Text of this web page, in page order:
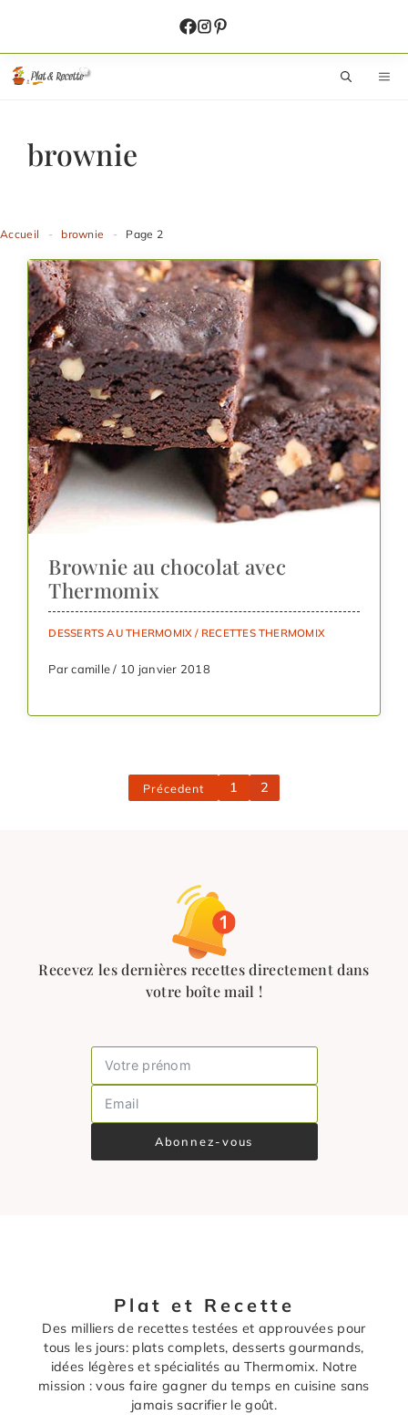
contenu
brownie
Accueil - brownie - Page 2
Brownie au chocolat avec
Thermomix
DESSERTS AU THERMOMIX / RECETTES THERMOMIX
Par camille / 10 janvier 2018
Précedent 1 2
Recevez les dernières recettes directement dans
votre boîte mail !
Abonnez-vous
Plat et Recette
Des milliers de recettes testées et approuvées pour
tous les jours: plats complets, desserts gourmands,
idées légères et spécialités au Thermomix. Notre
mission : vous faire gagner du temps en cuisine sans
jamais sacrifier le goût.